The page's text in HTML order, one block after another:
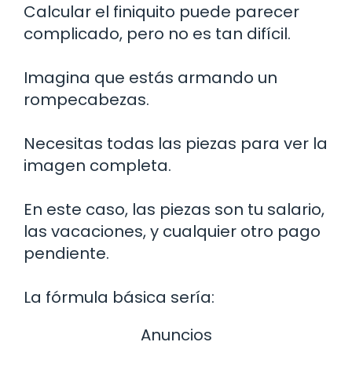
Calcular el finiquito puede parecer
complicado, pero no es tan difícil.
Imagina que estás armando un
rompecabezas.
Necesitas todas las piezas para ver la
imagen completa.
En este caso, las piezas son tu salario,
las vacaciones, y cualquier otro pago
pendiente.
La fórmula básica sería:
Anuncios